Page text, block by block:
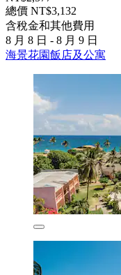
總價 NT$3,132
含稅金和其他費用
8 月 8 日 - 8 月 9 日
海景花園飯店及公寓